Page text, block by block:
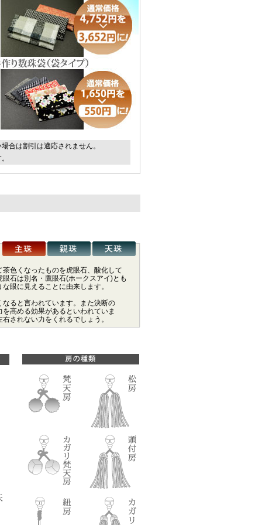
合は割引は適応されません。
色くなったものを虎眼石、酸化して
石は別名・鷹眼石(ホークスアイ)とも
眼に見えることに由来します。
ると言われています。また決断の
高める効果があるといわれていま
されない力をくれるでしょう。